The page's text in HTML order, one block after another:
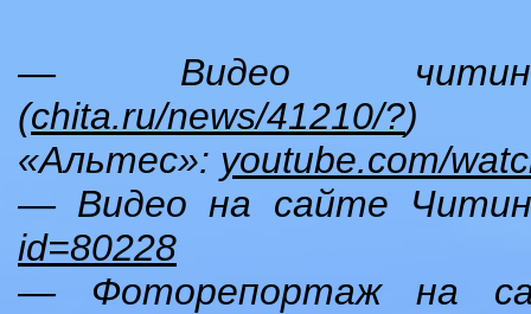
— Видео
(chita.ru/news/41210/?)
«Альтес»: youtube.com/
— Видео на сайте
id=80228
— Фоторепортаж на